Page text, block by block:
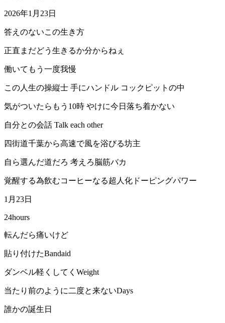
2026年1月23日
答えのないこの生き方
正直まだどう生きるか分からねぇ
働いてもう一度我慢
この人生の操縦士 手にハンドル コックピットの中
気がついたらもう10時 やけに今日落ち着かない
自分との会話 Talk each other
四街道千葉から高速で風を浴びる坊主
自ら選んだ道だろ 考えろ脳筋バカ
覚醒する為飲むコーヒーなる超人化ドーピングパワー
1月23日
24hours
転んだら痛いけど
貼り付けたBandaid
ダンベル軽くしてくWeight
当たり前のように二度と来ないDays
誰かの誕生日